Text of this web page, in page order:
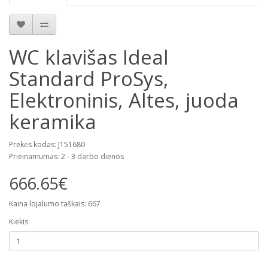
WC klavišas Ideal
Standard ProSys,
Elektroninis, Altes, juoda
keramika
Prekės kodas: J151680
Prieinamumas: 2 - 3 darbo dienos
666.65€
Kaina lojalumo taškais: 667
Kiekis